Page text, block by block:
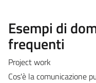
Esempi di
frequenti
Project work
Cos'è la comunicazione